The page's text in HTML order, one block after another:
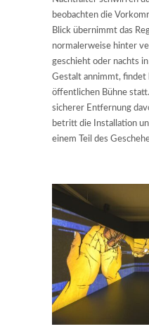
beobachten die
Blick übernimmt das
normalerweise hinter
geschieht oder nachts
Gestalt annimmt, findet
öffentlichen Bühne
sicherer Entfernung
betritt die Installation
einem Teil des